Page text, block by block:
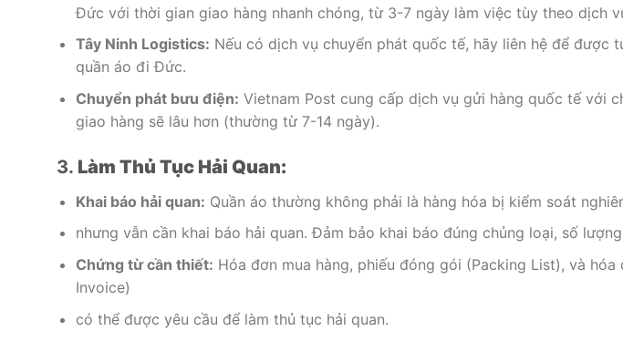
Đức với thời gian giao hàng nhanh chóng, từ 3-7 ngày làm việc tùy theo dịch
Tây Ninh Logistics: Nếu có dịch vụ chuyển phát quốc tế, hãy liên hệ để được
quần áo đi Đức.
Chuyển phát bưu điện: Vietnam Post cung cấp dịch vụ gửi hàng quốc tế với
giao hàng sẽ lâu hơn (thường từ 7-14 ngày).
3. Làm Thủ Tục Hải Quan:
Khai báo hải quan: Quần áo thường không phải là hàng hóa bị kiểm soát
nhưng vẫn cần khai báo hải quan. Đảm bảo khai báo đúng chủng loại, số
Chứng từ cần thiết: Hóa đơn mua hàng, phiếu đóng gói (Packing List), và
Invoice)
có thể được yêu cầu để làm thủ tục hải quan.